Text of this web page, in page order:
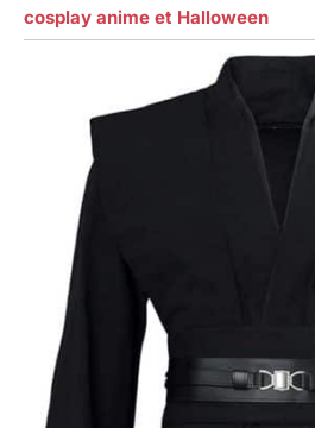
cosplay anime et Halloween